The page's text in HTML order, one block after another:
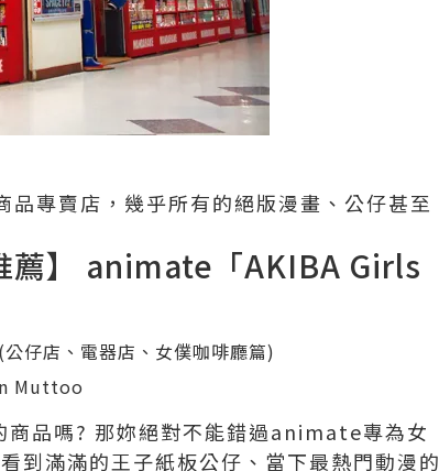
專賣店，幾乎所有的絕版漫畫、公仔甚至
薦】 animate「AKIBA Girls
Muttoo
商品嗎? 那妳絕對不能錯過animate專為女
滿滿的王子紙板公仔、當下最熱門動漫的